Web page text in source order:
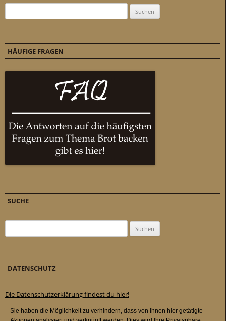
HÄUFIGE FRAGEN
SUCHE
DATENSCHUTZ
Die Datenschutzerklärung findest du hier!